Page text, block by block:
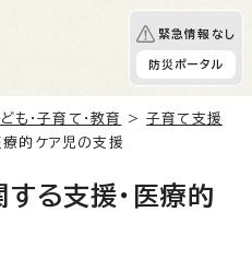
緊急情報なし
防災ポータル
も・子育て・教育 >子育て支援
的ケア児の支援
る支援・医療的